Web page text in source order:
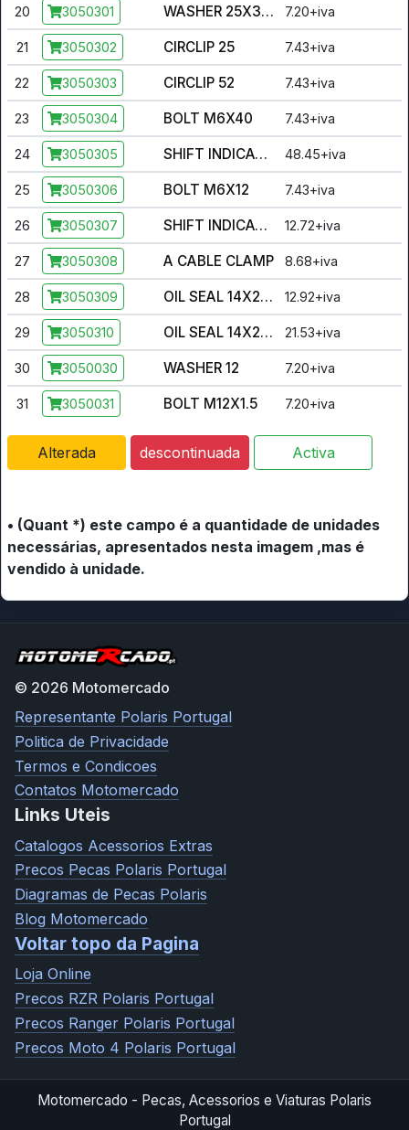
20 3050301 WASHER 25X34X1 7.20+iva
21 3050302 CIRCLIP 25 7.43+iva
22 3050303 CIRCLIP 52 7.43+iva
23 3050304 BOLT M6X40 7.43+iva
24 3050305 SHIFT INDICATOR CABLE 48.45+iva
25 3050306 BOLT M6X12 7.43+iva
26 3050307 SHIFT INDICATOR CONTACT 12.72+iva
27 3050308 A CABLE CLAMP 8.68+iva
28 3050309 OIL SEAL 14X22X5 12.92+iva
29 3050310 OIL SEAL 14X28X7 21.53+iva
30 3050030 WASHER 12 7.20+iva
31 3050031 BOLT M12X1.5 7.20+iva
Alterada descontinuada Activa
• (Quant *) este campo é a quantidade de unidades
necessárias, apresentados nesta imagem ,mas é
vendido à unidade.
© 2026 Motomercado
Representante Polaris Portugal
Politica de Privacidade
Termos e Condicoes
Contatos Motomercado
Links Uteis
Catalogos Acessorios Extras
Precos Pecas Polaris Portugal
Diagramas de Pecas Polaris
Blog Motomercado
Voltar topo da Pagina
Loja Online
Precos RZR Polaris Portugal
Precos Ranger Polaris Portugal
Precos Moto 4 Polaris Portugal
Motomercado - Pecas, Acessorios e Viaturas Polaris
Portugal